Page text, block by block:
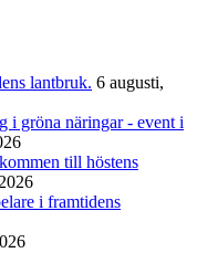
lantbruk. 6 augusti,
i gröna näringar - event i
till höstens
i framtidens